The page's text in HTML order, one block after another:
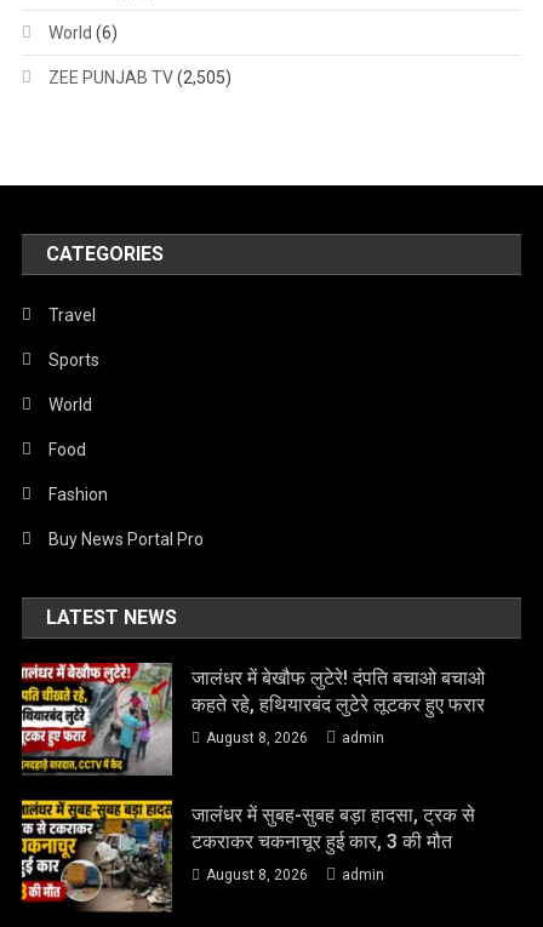
World (6)
ZEE PUNJAB TV(2,505)
CATEGORIES
Travel
Sports
World
Food
Fashion
Buy News Portal Pro
LATEST NEWS
जालंधर में बेखौफ लुटेरे! दंपति बचाओ बचाओ
कहते रहे, हथियारबंद लुटेरे लूटकर हुए फरार
August 8, 2026 admin
जालंधर में सुबह-सुबह बड़ा हादसा, ट्रक से
टकराकर चकनाचूर हुई कार, 3 की मौत
August 8, 2026 admin